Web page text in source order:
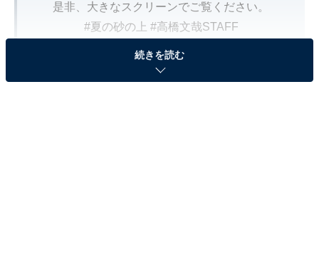
是非、大きなスクリーンでご覧ください。
#夏の砂の上 #高橋文哉STAFF
pic.twitter.com/DMtHJMyPsF
続きを読む